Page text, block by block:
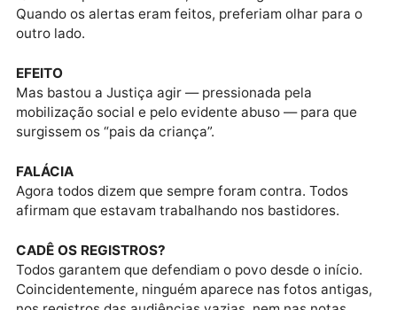
melhorias prometidas, sem debate com a sociedade,
sem escuta pública efetiva e sem reação firme da
SURDOS
Quando o povo reclamava, muitos fingiam não ouvir.
Quando os alertas eram feitos, preferiam olhar para
outro lado.
EFEITO
mobilização social e pelo evidente abuso — para que
surgissem os “pais da criança”.